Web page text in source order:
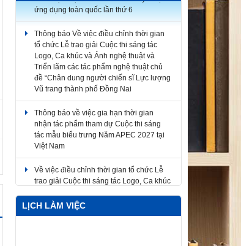
Thông báo Về việc điều chỉnh thời gian
tổ chức Lễ trao giải Cuộc thi sáng tác
Logo, Ca khúc và Ảnh nghệ thuật và
Triển lãm các tác phẩm nghệ thuật chủ
đề “Chân dung người chiến sĩ Lực lượng
Vũ trang thành phố Đồng Nai
Thông báo về việc gia hạn thời gian
nhận tác phẩm tham dự Cuộc thi sáng
tác mẫu biểu trưng Năm APEC 2027 tại
Việt Nam
Về việc điều chỉnh thời gian tổ chức Lễ
trao giải Cuộc thi sáng tác Logo, Ca khúc
và Ảnh nghệ thuật và Triển lãm các tác
phẩm nghệ thuật
V/v triển khai tham gia Cuộc thi ảnh nghệ
thuật và Cuộc thi vẽ tranh cổ động hưởng
LỊCH LÀM VIỆC